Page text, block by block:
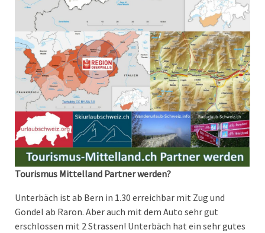
Tourismus Mittelland Partner werden?
Unterbäch ist ab Bern in 1.30 erreichbar mit Zug und
Gondel ab Raron. Aber auch mit dem Auto sehr gut
erschlossen mit 2 Strassen! Unterbäch hat ein sehr gutes